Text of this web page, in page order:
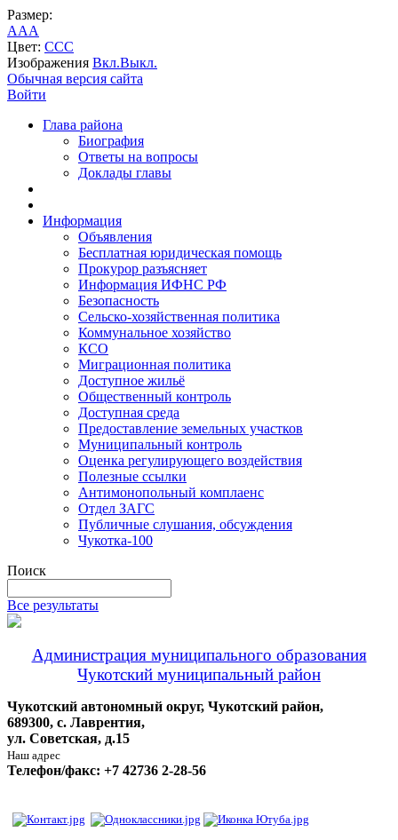
Размер:
AAA
Цвет: CCC
Изображения Вкл.Выкл.
Обычная версия сайта
Войти
Глава района
Биография
Ответы на вопросы
Доклады главы
Информация
Объявления
Бесплатная юридическая помощь
Прокурор разъясняет
Информация ИФНС РФ
Безопасность
Сельско-хозяйственная политика
Коммунальное хозяйство
КСО
Миграционная политика
Доступное жильё
Общественный контроль
Доступная среда
Предоставление земельных участков
Муниципальный контроль
Оценка регулирующего воздействия
Полезные ссылки
Антимонопольный комплаенс
Отдел ЗАГС
Публичные слушания, обсуждения
Чукотка-100
Поиск
Все результаты
Администрация муниципального образования
Чукотский муниципальный район
Чукотский автономный округ, Чукотский район,
689300, с. Лаврентия,
ул. Советская, д.15
Наш адрес
Телефон/факс: +7 42736 2-28-56